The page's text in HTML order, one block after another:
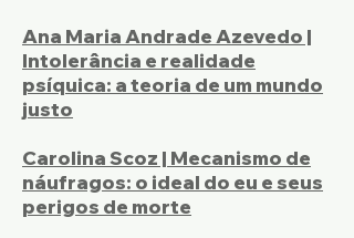
Ana Maria Andrade Azevedo |
Intolerância e realidade
psíquica: a teoria de um mundo
justo
Carolina Scoz | Mecanismo de
náufragos: o ideal do eu e seus
perigos de morte